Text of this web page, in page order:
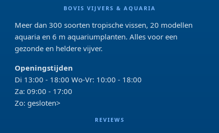
BOVIS VIJVERS & AQUARIA
Meer dan 300 soorten tropische vissen, 20 modellen
aquaria en 6 m aquariumplanten. Alles voor een
gezonde en heldere vijver.
Openingstijden
Di 13:00 - 18:00 Wo-Vr: 10:00 - 18:00
Za: 09:00 - 17:00
Zo: gesloten>
REVIEWS